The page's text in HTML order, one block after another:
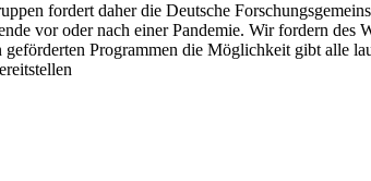
fordert daher die Deutsche
vor oder nach einer Pandemie. Wir fordern
Programmen die Möglichkeit gibt alle